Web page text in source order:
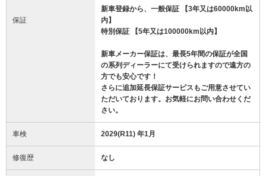
保証
新車登録から、一般保証 【3年又は60000km以
内】
特別保証 【5年又は100000km以内】
新車メーカー保証は、最長5年間の保証が全国
の系列ディーラーにて受けられますので遠方の
方でも安心です！
さらに追加延長保証サービスもご用意させてい
ただいております。お気軽にお問い合わせくだ
さい。
車検 2029(R11) 年1月
修復歴 なし